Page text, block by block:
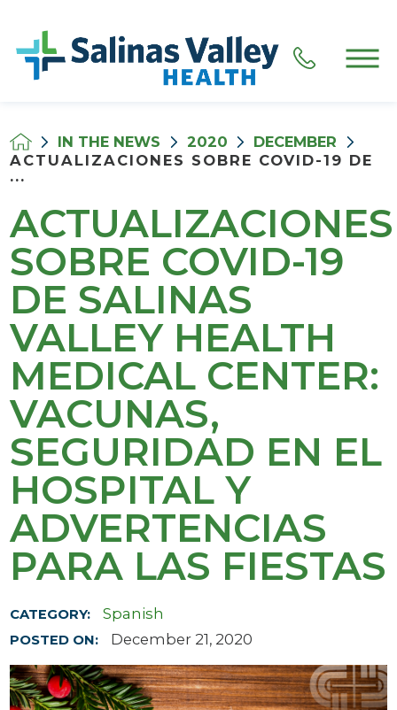
IN THE NEWS 2020
DECEMBER
ACTUALIZACIONES SOBRE COVID-19 DE
...
ACTUALIZACIONES
SOBRE COVID-19
DE SALINAS
VALLEY HEALTH
MEDICAL CENTER:
VACUNAS,
SEGURIDAD EN EL
HOSPITAL Y
ADVERTENCIAS
PARA LAS FIESTAS
CATEGORY: Spanish
POSTED ON: December 21, 2020